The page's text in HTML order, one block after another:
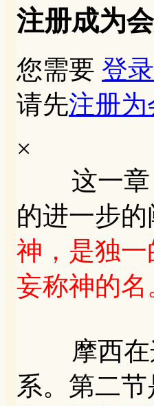
注册成为
您需要 登录
请先注册为
×
这一章，
的进一步
神，是独
妄称神的名
摩西在这
系。第二